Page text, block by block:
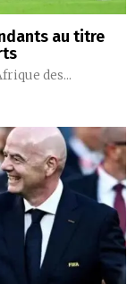
au titre
des...